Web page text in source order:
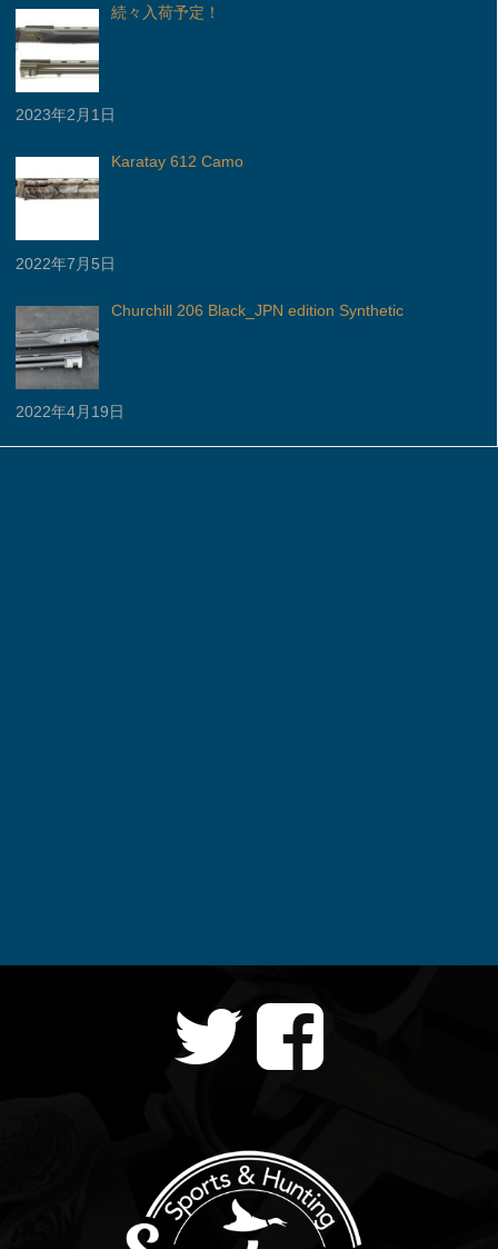
続々入荷予定！
2023年2月1日
Karatay 612 Camo
2022年7月5日
Churchill 206 Black_JPN edition Synthetic
2022年4月19日